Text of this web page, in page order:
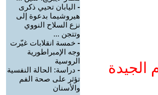
الجيدة
- اليابان تحيي ذكرى
هيروشيما بدعوة إلى
نزع السلاح النووي
وتتجن ...
- خمسة انقلابات غيّرت
وجه الإمبراطورية
الروسية
- دراسة: الحالة النفسية
تؤثر على صحة الفم
والأسنان